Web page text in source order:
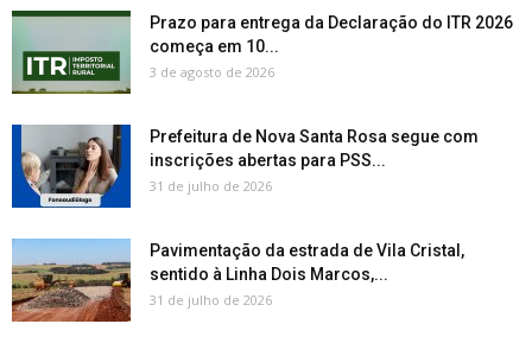
Prazo para entrega da Declaração do ITR 2026
começa em 10...
3 de agosto de 2026
Prefeitura de Nova Santa Rosa segue com
inscrições abertas para PSS...
31 de julho de 2026
Pavimentação da estrada de Vila Cristal,
sentido à Linha Dois Marcos,...
31 de julho de 2026